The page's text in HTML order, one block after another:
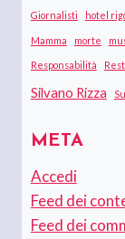
Giornalisti hotel
Mamma morte
Responsabilità
Silvano Rizza
META
Accedi
Feed dei
Feed dei